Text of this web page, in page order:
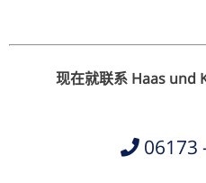
现在就联系 Haas und
06173